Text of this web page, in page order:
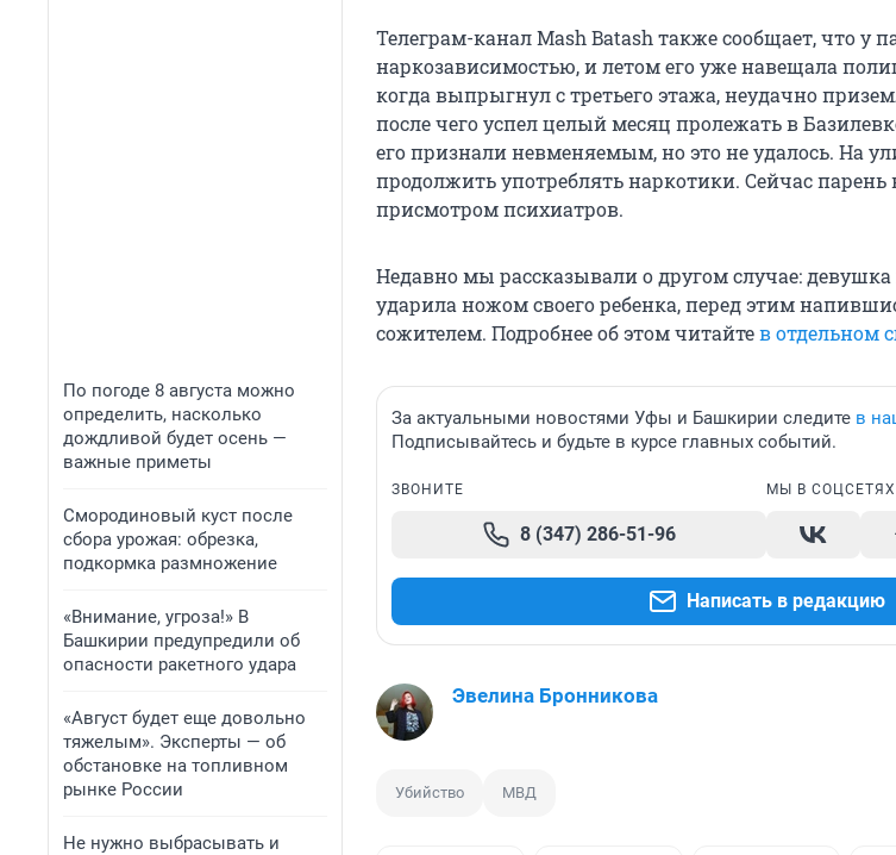
По погоде 8 августа можно
определить, насколько
дождливой будет осень —
важные приметы
Смородиновый куст после
сбора урожая: обрезка,
подкормка размножение
«Внимание, угроза!» В
Башкирии предупредили об
опасности ракетного удара
«Август будет еще довольно
тяжелым». Эксперты — об
обстановке на топливном
рынке России
Не нужно выбрасывать и
Телеграм-канал Mash Batash также сообщает, что у
наркозависимостью, и летом его уже навещала
когда выпрыгнул с третьего этажа, неудачно
после чего успел целый месяц пролежать в
его признали невменяемым, но это не удалось. На
продолжить употреблять наркотики. Сейчас парень
присмотром психиатров.
Недавно мы рассказывали о другом случае: девушка
ударила ножом своего ребенка, перед этим
сожителем. Подробнее об этом читайтев отдельном
За актуальными новостями Уфы и Башкирии следите в
Подписывайтесь и будьте в курсе главных событий.
ЗВОНИТЕ
8 (347) 286-51-96
МЫ В СОЦСЕТЯХ
Написать в редакцию
Эвелина Бронникова
Убийство МВД